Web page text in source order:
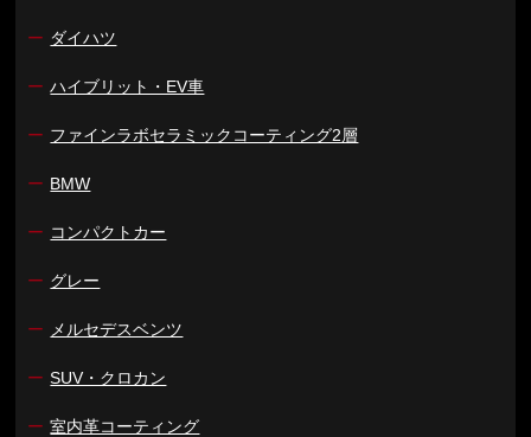
ー ダイハツ
ー ハイブリット・EV車
ー ファインラボセラミックコーティング2層
ー BMW
ー コンパクトカー
ー グレー
ー メルセデスベンツ
ー SUV・クロカン
ー 室内革コーティング